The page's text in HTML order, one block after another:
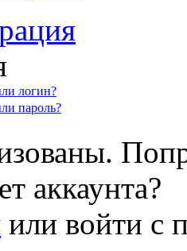
логин?
пароль?
аккаунта?
или войти с